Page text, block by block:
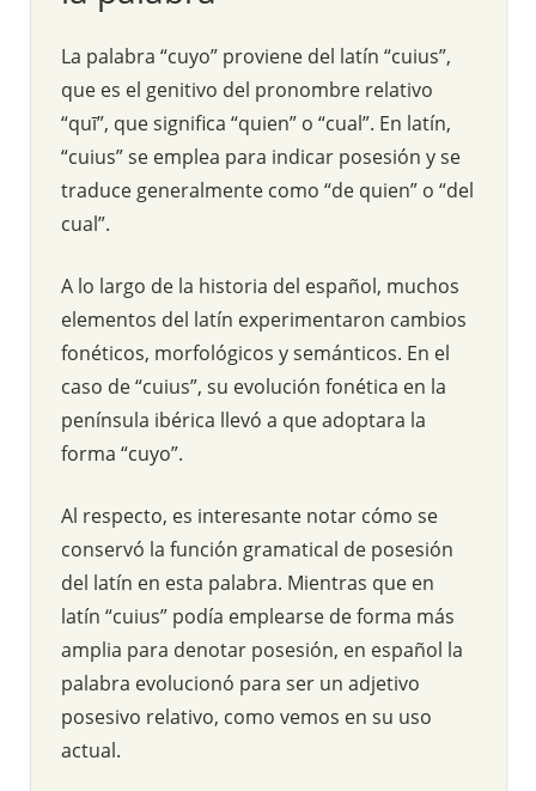
La palabra “cuyo” proviene del latín “cuius”,
que es el genitivo del pronombre relativo
“quī”, que significa “quien” o “cual”. En latín,
“cuius” se emplea para indicar posesión y se
traduce generalmente como “de quien” o “del
cual”.
A lo largo de la historia del español, muchos
elementos del latín experimentaron cambios
fonéticos, morfológicos y semánticos. En el
caso de “cuius”, su evolución fonética en la
península ibérica llevó a que adoptara la
forma “cuyo”.
Al respecto, es interesante notar cómo se
conservó la función gramatical de posesión
del latín en esta palabra. Mientras que en
latín “cuius” podía emplearse de forma más
amplia para denotar posesión, en español la
palabra evolucionó para ser un adjetivo
posesivo relativo, como vemos en su uso
actual.